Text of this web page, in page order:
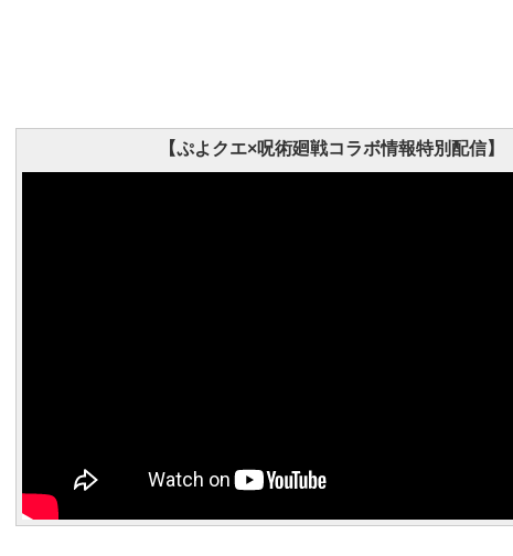
【ぷよクエ×呪術廻戦コラボ情報特別配信】